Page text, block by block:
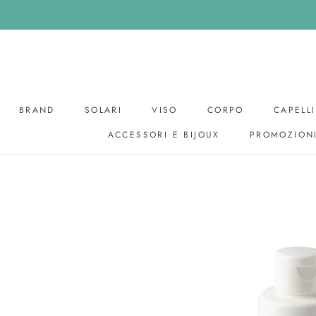
BRAND SOLARI VISO CORPO
CAPELLI
ACCESSORI E BIJOUX